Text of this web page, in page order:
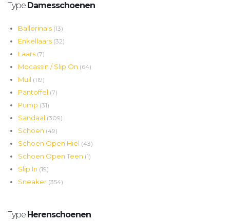
Type Damesschoenen
Ballerina's (13)
Enkellaars (32)
Laars (7)
Mocassin / Slip On (64)
Muil (119)
Pantoffel (7)
Pump (31)
Sandaal (309)
Schoen (49)
Schoen Open Hiel (43)
Schoen Open Teen (1)
Slip In (19)
Sneaker (354)
Type Herenschoenen